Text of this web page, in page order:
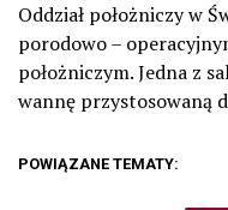
Oddział położniczy w
porodowo –
położniczym. Jedna z
wannę przystosowaną
POWIĄZANE TEMATY: